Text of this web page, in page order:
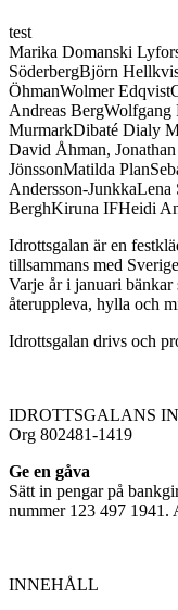
test
Marika Domanski
SöderbergBjörn
ÖhmanWolmer
Andreas BergWolfgang
MurmarkDibaté Dialy
David Åhman,
JönssonMatilda
Andersson-
BerghKiruna IFHeidi
Idrottsgalan är en
tillsammans med
Varje år i januari bänkar
återuppleva, hylla och
Idrottsgalan drivs och
IDROTTSGALANS
Org 802481-1419
Ge en gåva
Sätt in pengar på
nummer 123 497 1941.
INNEHÅLL